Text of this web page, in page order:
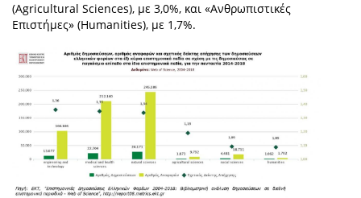
(Agricultural Sciences), με 3,0%, και «Ανθρωπιστικές
Επιστήμες» (Humanities), με 1,7%.